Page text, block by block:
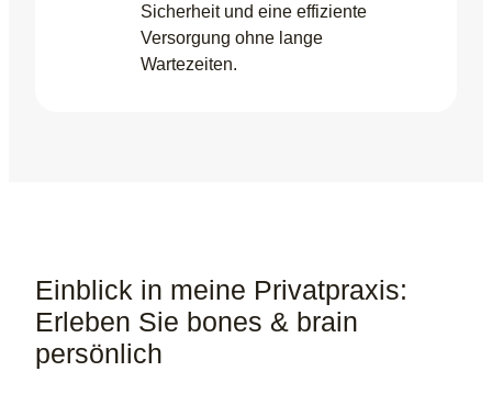
Sicherheit und eine effiziente
Versorgung ohne lange
Wartezeiten.
Einblick in meine Privatpraxis:
Erleben Sie bones & brain
persönlich